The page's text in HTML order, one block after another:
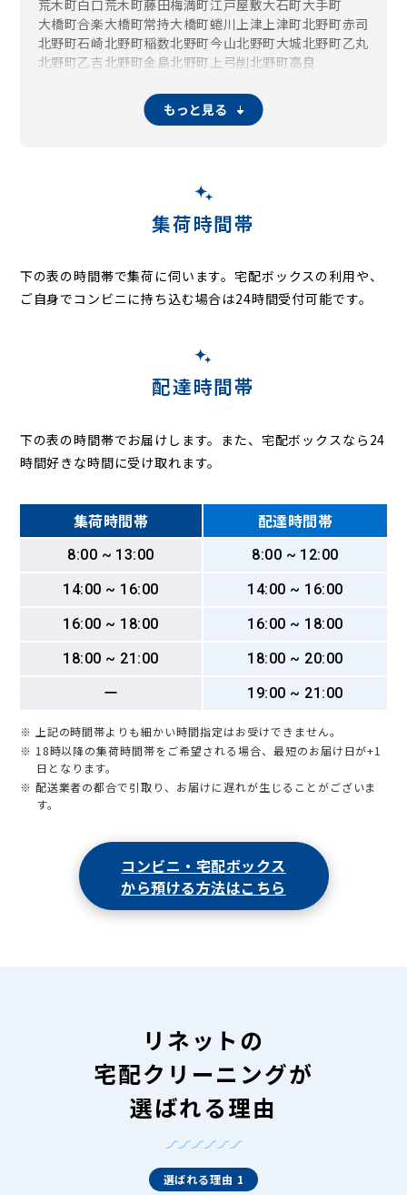
荒木町白口荒木町藤田梅満町江戸屋敷大石町大手町
大橋町合楽大橋町常持大橋町蜷川 上津 上津町北野町赤司
北野町石崎北野町稲数北野町今山北野町大城北野町乙丸
北野町乙吉北野町金島北野町上弓削北野町高良
北野町鳥巣北野町中北野町中川
北野町八重亀京町草野町草野
城島町内野
城島町江上本城島町大依
城島町下田城島町城島城島町楢田
新合川城南町白山町諏訪野町青峰瀬下町 善導寺町飯田
善導寺町木塚
善導寺町島善導寺町美野善導寺町与田
大善寺大橋大善寺町黒田 大善寺町中津 大善寺町藤吉
もっと見る
集荷時間帯
下の表の時間帯で集荷に伺います。宅配ボックスの利用や、
ご自身でコンビニに持ち込む場合は24時間受付可能です。
配達時間帯
下の表の時間帯でお届けします。また、宅配ボックスなら24
時間好きな時間に受け取れます。
集荷時間帯 配達時間帯
8:00 ~ 13:00
8:00 ~ 12:00
14:00 ~ 16:00
14:00 ~ 16:00
16:00 ~ 18:00
16:00 ~ 18:00
18:00 ~ 21:00
18:00 ~ 20:00
ー
19:00 ~ 21:00
※ 上記の時間帯よりも細かい時間指定はお受けできません。
※ 18時以降の集荷時間帯をご希望される場合、最短のお届け日が+1
日となります。
※ 配送業者の都合で引取り、お届けに遅れが生じることがございま
す。
コンビニ・宅配ボックス
から預ける方法はこちら
リネットの
宅配クリーニングが
選ばれる理由
選ばれる理由 1